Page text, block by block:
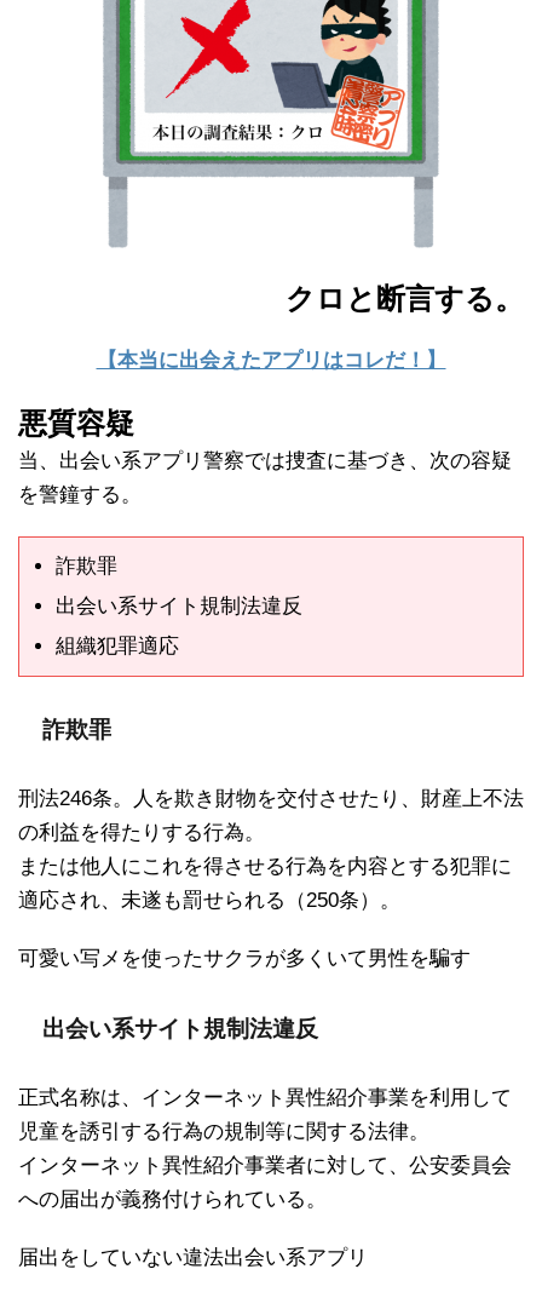
クロと断言する。
【本当に出会えたアプリはコレだ！】
悪質容疑
当、出会い系アプリ警察では捜査に基づき、次の容疑
を警鐘する。
詐欺罪
出会い系サイト規制法違反
組織犯罪適応
詐欺罪
刑法246条。人を欺き財物を交付させたり、財産上不法
の利益を得たりする行為。
または他人にこれを得させる行為を内容とする犯罪に
適応され、未遂も罰せられる（250条）。
可愛い写メを使ったサクラが多くいて男性を騙す
出会い系サイト規制法違反
正式名称は、インターネット異性紹介事業を利用して
児童を誘引する行為の規制等に関する法律。
インターネット異性紹介事業者に対して、公安委員会
への届出が義務付けられている。
届出をしていない違法出会い系アプリ